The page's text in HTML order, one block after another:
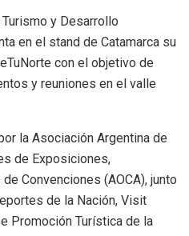
y Desarrollo
en el stand de Catamarca su
con el objetivo de
y reuniones en el valle
la Asociación Argentina de
de Exposiciones,
Convenciones (AOCA), junto
de la Nación, Visit
Promoción Turística de la